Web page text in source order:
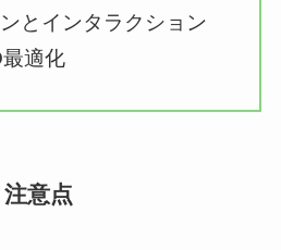
とインタラクション
適化
意点